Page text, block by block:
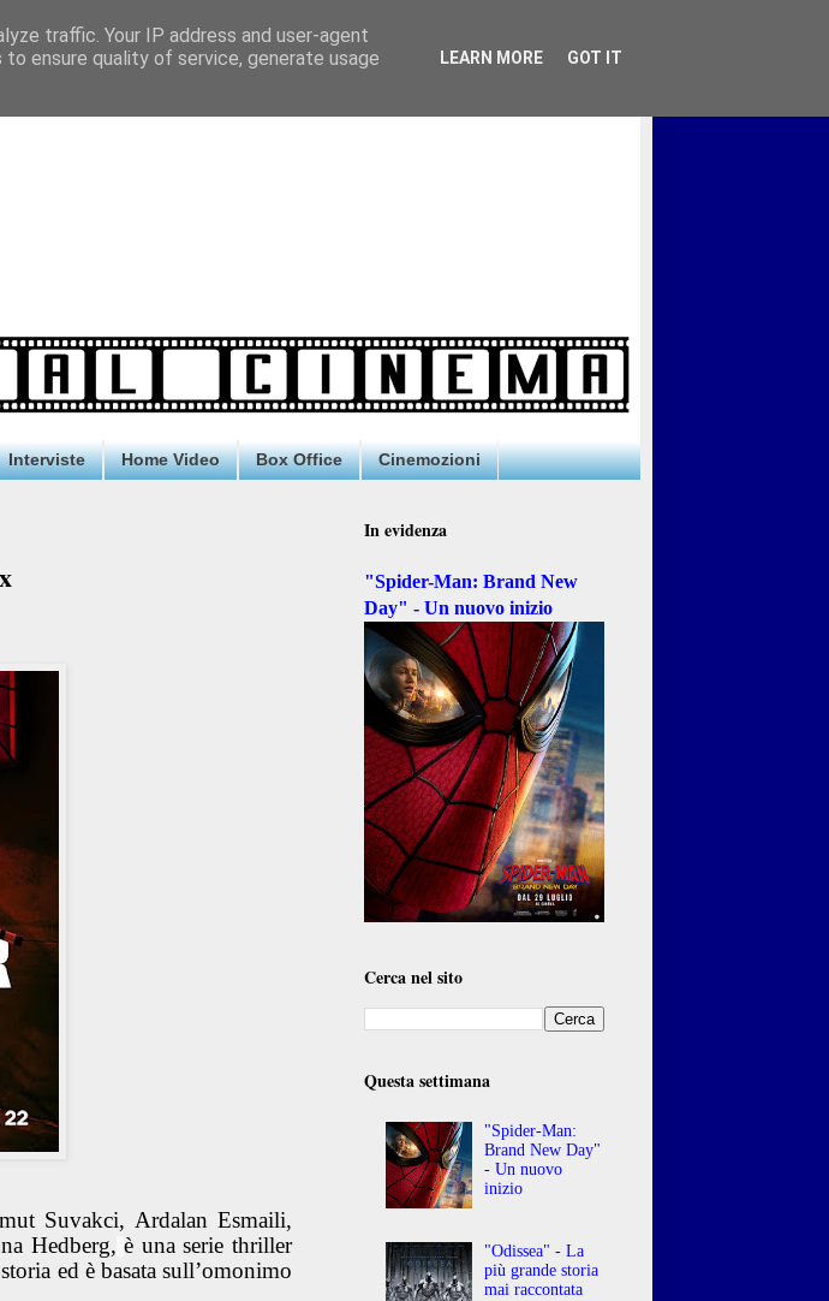
Interviste Home Video Box Office Cinemozioni
Suvakci, Ardalan Esmaili,
Hedberg, è una serie thriller
ed è basata sull’omonimo
In evidenza
"Spider-Man: Brand New
Day" - Un nuovo inizio
Cerca nel sito
Questa settimana
"Spider-Man:
Brand New Day"
- Un nuovo
inizio
"Odissea" - La
più grande storia
mai raccontata
traffic. Your IP address and user-agent
ensure quality of service, generate usage
LEARN MORE GOT IT